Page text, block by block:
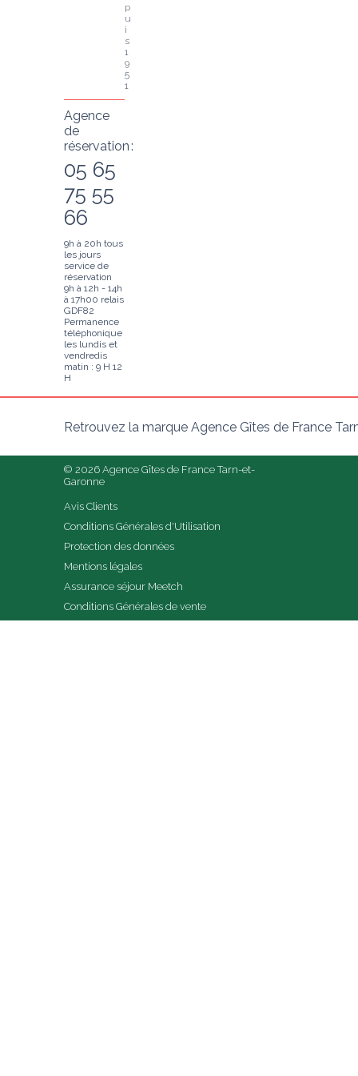
p
u
i
s
1
9
5
1
Agence
de
réservation :
05 65
75 55
66
9h à 20h tous
les jours
service de
réservation
9h à 12h - 14h
à 17h00 relais
GDF82
Permanence
téléphonique
les lundis et
vendredis
matin : 9 H 12
H
Retrouvez la marque Agence Gîtes de France
© 2026 Agence Gîtes de France Tarn-et-
Garonne
Avis Clients
Conditions Générales d'Utilisation
Protection des données
Mentions légales
Assurance séjour Meetch
Conditions Générales de vente